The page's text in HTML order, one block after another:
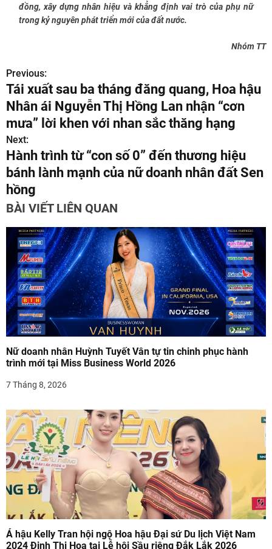
đồng, xây dựng nhân hiệu và khẳng định vai trò của phụ nữ
trong kỷ nguyên phát triển mới của đất nước.
Nhóm TT
Đ
i
ề
u
h
ư
ớ
n
b
à
i
v
i
t
Previous:
Tái xuất sau ba tháng đăng quang, Hoa hậu
Nhân ái Nguyễn Thị Hồng Lan nhận “cơn
mưa” lời khen với nhan sắc thăng hạng
Next:
Hành trình từ “con số 0” đến thương hiệu
bánh lành mạnh của nữ doanh nhân đất Sen
hồng
BÀI VIẾT LIÊN QUAN
Nữ doanh nhân Huỳnh Tuyết Vân tự tin chinh phục hành
trình mới tại Miss Business World 2026
7 Tháng 8, 2026
Á hậu Kelly Tran hội ngộ Hoa hậu Đại sứ Du lịch Việt Nam
2024 Đinh Thị Hoa tại Lễ hội Sầu riêng Đắk Lắk 2026